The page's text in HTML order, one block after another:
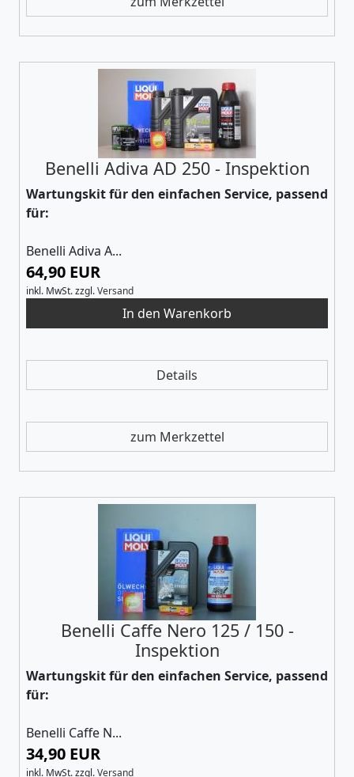
Benelli Adiva AD 250 - Inspektion
Wartungskit für den einfachen Service, passend
für:
Benelli Adiva A...
64,90 EUR
inkl. MwSt.zzgl.Versand
Details
zum Merkzettel
Benelli Caffe Nero 125 / 150 -
Inspektion
Wartungskit für den einfachen Service, passend
für:
Benelli Caffe N...
34,90 EUR
inkl. MwSt.zzgl.Versand